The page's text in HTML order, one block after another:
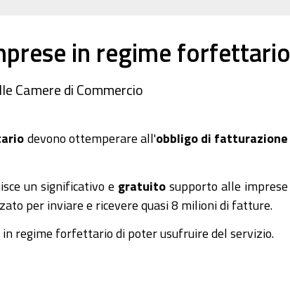
in regime forfettario
Camere di Commercio
devono ottemperare all'obbligo di fatturazione
un significativo e gratuitosupporto alle imprese
per inviare e ricevere quasi 8 milioni di fatture.
regime forfettario di poter usufruire del servizio.